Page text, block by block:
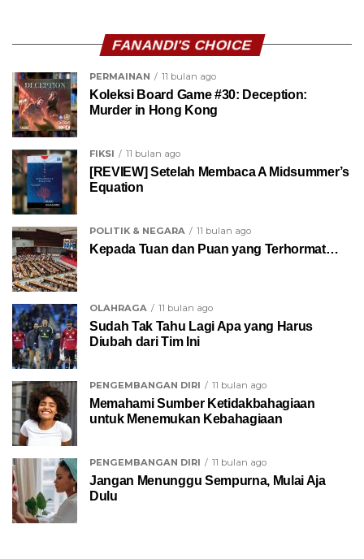
FANANDI'S CHOICE
PERMAINAN 11 bulan ago
Koleksi Board Game #30: Deception:
Murder in Hong Kong
FIKSI 11 bulan ago
[REVIEW] Setelah Membaca A Midsummer’s
Equation
POLITIK & NEGARA 11 bulan ago
Kepada Tuan dan Puan yang Terhormat…
OLAHRAGA 11 bulan ago
Sudah Tak Tahu Lagi Apa yang Harus
Diubah dari Tim Ini
PENGEMBANGAN DIRI 11 bulan ago
Memahami Sumber Ketidakbahagiaan
untuk Menemukan Kebahagiaan
PENGEMBANGAN DIRI 11 bulan ago
Jangan Menunggu Sempurna, Mulai Aja
Dulu